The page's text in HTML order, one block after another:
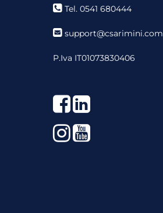
Tel. 0541 680444
support@csarimini.com
P.Iva IT01073830406
Facebook
LinkedIn
Instagram
YouTube